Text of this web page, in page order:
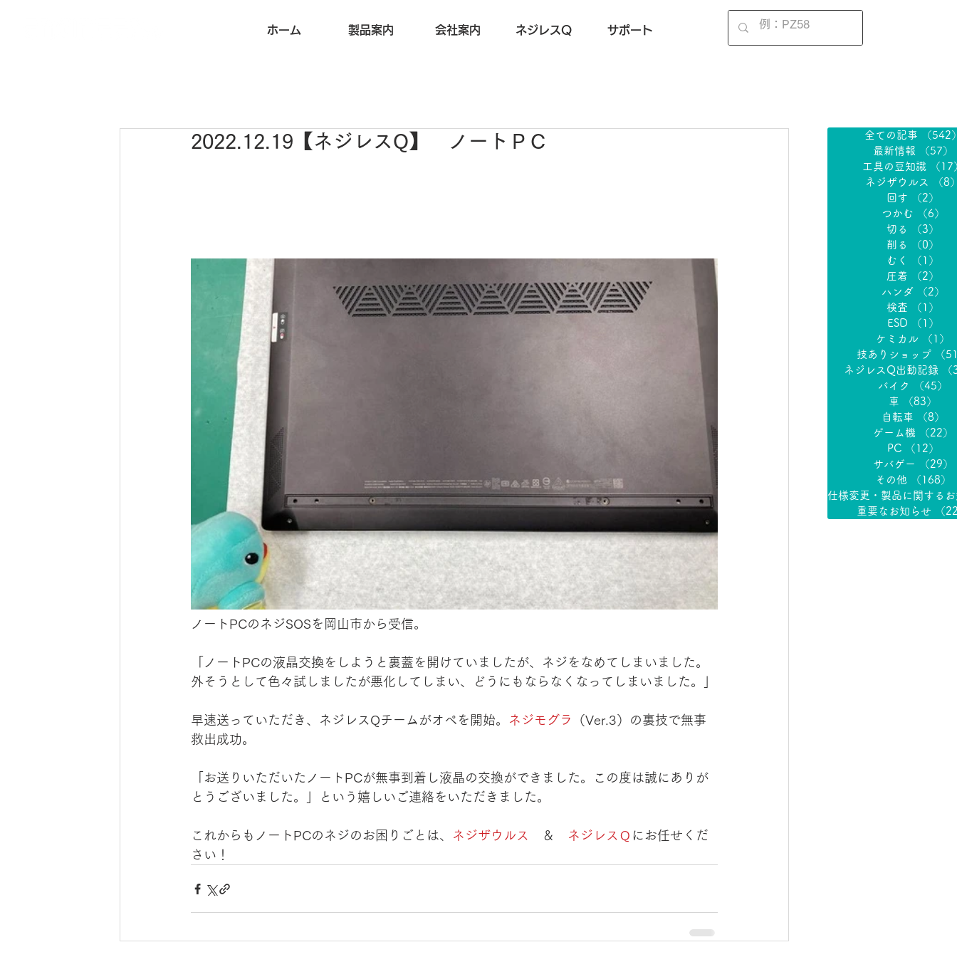
ホーム 製品案内 会社案内 ネジレスQ サポート
2022.12.19【ネジレスQ】 ノートＰＣ
ノートPCのネジSOSを岡山市から受信。
「ノートPCの液晶交換をしようと裏蓋を開けていましたが、ネジをなめてしまいました。
外そうとして色々試しましたが悪化してしまい、どうにもならなくなってしまいました。」
早速送っていただき、ネジレスQチームがオペを開始。 ネジモグラ
（Ver.3）の裏技で無事
救出成功。
「お送りいただいたノートPCが無事到着し液晶の交換ができました。この度は誠にありが
とうございました。」という嬉しいご連絡をいただきました。
これからもノートPCのネジのお困りごとは、 ネジザウルス ＆ ネジレスＱ にお任せくだ
さい！
全ての記事
（542
最新情報
（57）
工具の豆知識
（17
ネジザウルス
（8
回す
（2）
つかむ
（6）
切る
（3）
削る
（0）
むく
（1）
圧着
（2）
ハンダ
（2）
検査
（1）
ESD
（1）
ケミカル
（1）
技ありショップ
（
ネジレスQ出動記録
バイク
（45）
車
（83）
自転車
（8）
ゲーム機
（22）
PC
（12）
サバゲー
（29）
その他
（168）
重要なお知らせ （